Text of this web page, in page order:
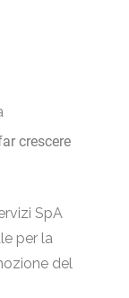
crescere
SpA
per la
del